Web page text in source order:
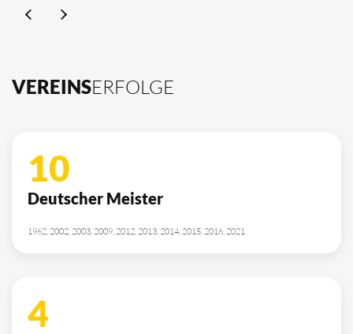
VEREINSERFOLGE
10
Deutscher Meister
1962, 2002, 2003, 2009, 2012, 2013, 2014, 2015, 2016, 2021
4